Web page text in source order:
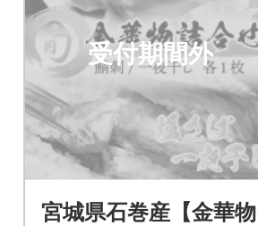
受付期間外
宮城県石巻産【金華物